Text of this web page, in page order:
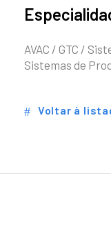
AVAC / GTC /
Sistemas de
Voltar à